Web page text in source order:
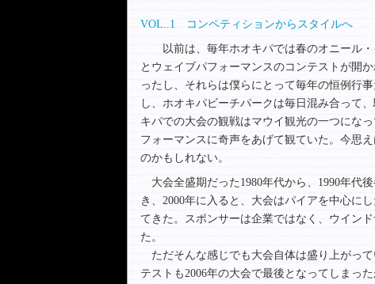
VOL..1 コンペティションからスタイルへ
以前は、毎年ホオキパでは春のオニール・
とウェイブパフォーマンスのコンテストが開
ったし、それらは僕らにとって毎年の恒例行
し、ホオキパビーチパークは毎日混み合って
キパでの大会の観戦はマウイ観光の一つにな
フォーマンスに奇声をあげて観ていた。今思
のかもしれない。
大会全盛期だった1980年代から、1990年代
き、2000年に入ると、大会はパイアを中心に
てきた。スポンサーは企業ではなく、ウイン
た。
ただそんな感じでも大会自体は盛り上がっ
テストも2006年の大会で最後となってしまっ